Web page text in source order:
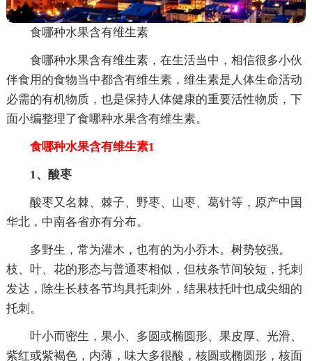
食哪种水果含有维生素
食哪种水果含有维生素，在生活当中，相信很多小伙
伴食用的食物当中都含有维生素，维生素是人体生命活动
必需的有机物质，也是保持人体健康的重要活性物质，下
面小编整理了食哪种水果含有维生素。
食哪种水果含有维生素1
1、酸枣
酸枣又名棘、棘子、野枣、山枣、葛针等，原产中国
华北，中南各省亦有分布。
多野生，常为灌木，也有的为小乔木。树势较强。
枝、叶、花的形态与普通枣相似，但枝条节间较短，托刺
发达，除生长枝各节均具托刺外，结果枝托叶也成尖细的
托刺。
叶小而密生，果小、多圆或椭圆形、果皮厚、光滑、
紫红或紫褐色，内薄，味大多很酸，核圆或椭圆形，核面